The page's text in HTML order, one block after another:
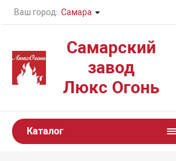
Ваш город: Самара
Самарский
завод
Люкс Огонь
Каталог